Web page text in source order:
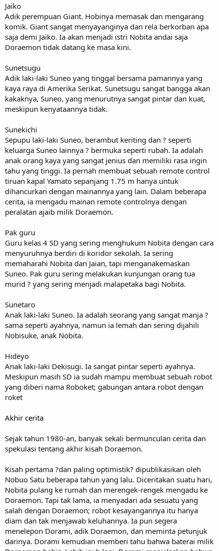
Jaiko
Adik perempuan Giant. Hobinya memasak dan mengarang
komik. Giant sangat menyayanginya dan rela berkorban apa
saja demi Jaiko. Ia akan menjadi istri Nobita andai saja
Doraemon tidak datang ke masa kini.
Sunetsugu
Adik laki-laki Suneo yang tinggal bersama pamannya yang
kaya raya di Amerika Serikat. Sunetsugu sangat bangga akan
kakaknya, Suneo, yang menurutnya sangat pintar dan kuat,
meskipun kenyataannya tidak.
Sunekichi
Sepupu laki-laki Suneo, berambut keriting dan ? seperti
keluarga Suneo lainnya ? bermuka seperti rubah. Ia adalah
anak orang kaya yang sangat jenius dan memiliki rasa ingin
tahu yang tinggi. Ia pernah membuat sebuah remote control
tiruan kapal Yamato sepanjang 1.75 m hanya untuk
dihancurkan dengan mainannya yang lain. Dalam beberapa
cerita, ia mengadu mainan remote controlnya dengan
peralatan ajaib milik Doraemon.
Pak guru
Guru kelas 4 SD yang sering menghukum Nobita dengan cara
menyuruhnya berdiri di koridor sekolah. Ia sering
memaharahi Nobita dan Jaian, tapi menganakemaskan
Suneo. Pak guru sering melakukan kunjungan orang tua
murid ? yang sering menjadi malapetaka bagi Nobita.
Sunetaro
Anak laki-laki Suneo. Ia adalah seorang yang sangat manja ?
sama seperti ayahnya, namun ia lemah dan sering dijahili
Nobisuke, anak Nobita.
Hideyo
Anak laki-laki Dekisugi. Ia sangat pintar seperti ayahnya.
Meskipun masih SD ia sudah mampu membuat sebuah robot
yang diberi nama Roboket; gabungan antara robot dengan
roket
Akhir cerita
Sejak tahun 1980-an, banyak sekali bermunculan cerita dan
spekulasi tentang akhir kisah Doraemon.
Kisah pertama ?dan paling optimistik? dipublikasikan oleh
Nobuo Satu beberapa tahun yang lalu. Diceritakan suatu hari,
Nobita pulang ke rumah dan merengek-rengek mengadu ke
Doraemon. Tapi tak lama, ia menyadari ada sesuatu yang
salah dengan Doraemon; robot kesayangannya itu hanya
diam dan tak menjawab keluhannya. Ia pun segera
menelepon Dorami, adik Doraemon, dan meminta petunjuk
darinya. Dorami kemudian memberi tahu bahwa baterai milik